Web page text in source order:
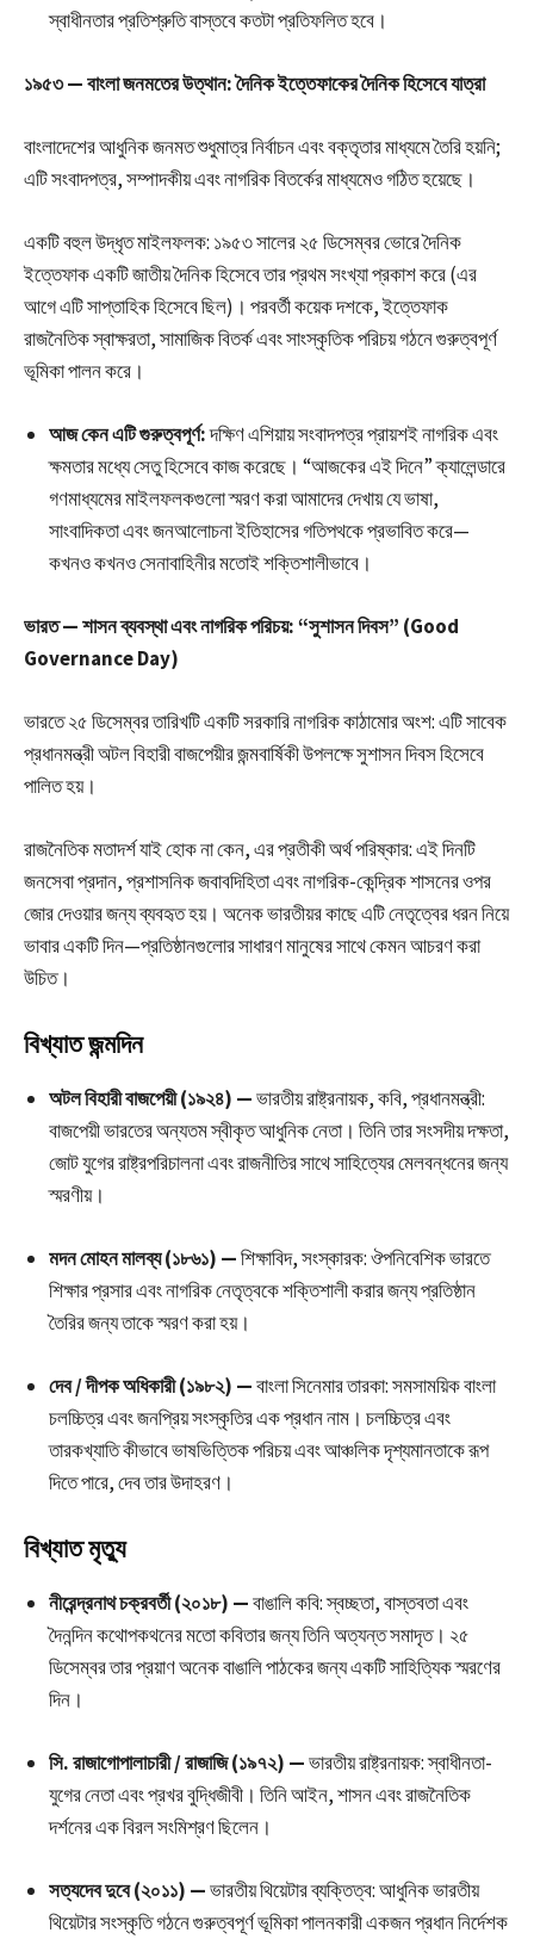
স্বাধীনতার প্রতিশ্রুতি বাস্তবে কতটা প্রতিফলিত হবে।
১৯৫৩ — বাংলা জনমতের উত্থান: দৈনিক ইত্তেফাকের দৈনিক হিসেবে যাত্রা
বাংলাদেশের আধুনিক জনমত শুধুমাত্র নির্বাচন এবং বক্তৃতার মাধ্যমে তৈরি হয়নি;
এটি সংবাদপত্র, সম্পাদকীয় এবং নাগরিক বিতর্কের মাধ্যমেও গঠিত হয়েছে।
একটি বহুল উদ্ধৃত মাইলফলক: ১৯৫৩ সালের ২৫ ডিসেম্বর ভোরে দৈনিক
ইত্তেফাক একটি জাতীয় দৈনিক হিসেবে তার প্রথম সংখ্যা প্রকাশ করে (এর
আগে এটি সাপ্তাহিক হিসেবে ছিল)। পরবর্তী কয়েক দশকে, ইত্তেফাক
রাজনৈতিক স্বাক্ষরতা, সামাজিক বিতর্ক এবং সাংস্কৃতিক পরিচয় গঠনে গুরুত্বপূর্ণ
ভূমিকা পালন করে।
আজ কেন এটি গুরুত্বপূর্ণ:দক্ষিণ এশিয়ায় সংবাদপত্র প্রায়শই নাগরিক এবং
ক্ষমতার মধ্যে সেতু হিসেবে কাজ করেছে। “আজকের এই দিনে” ক্যালেন্ডারে
গণমাধ্যমের মাইলফলকগুলো স্মরণ করা আমাদের দেখায় যে ভাষা,
সাংবাদিকতা এবং জনআলোচনা ইতিহাসের গতিপথকে প্রভাবিত করে—
কখনও কখনও সেনাবাহিনীর মতোই শক্তিশালীভাবে।
ভারত — শাসন ব্যবস্থা এবং নাগরিক পরিচয়: “সুশাসন দিবস” (Good
Governance Day)
ভারতে ২৫ ডিসেম্বর তারিখটি একটি সরকারি নাগরিক কাঠামোর অংশ: এটি সাবেক
প্রধানমন্ত্রী অটল বিহারী বাজপেয়ীর জন্মবার্ষিকী উপলক্ষে সুশাসন দিবস হিসেবে
পালিত হয়।
রাজনৈতিক মতাদর্শ যাই হোক না কেন, এর প্রতীকী অর্থ পরিষ্কার: এই দিনটি
জনসেবা প্রদান, প্রশাসনিক জবাবদিহিতা এবং নাগরিক-কেন্দ্রিক শাসনের ওপর
জোর দেওয়ার জন্য ব্যবহৃত হয়। অনেক ভারতীয়র কাছে এটি নেতৃত্বের ধরন নিয়ে
ভাবার একটি দিন—প্রতিষ্ঠানগুলোর সাধারণ মানুষের সাথে কেমন আচরণ করা
উচিত।
বিখ্যাত জন্মদিন
অটল বিহারী বাজপেয়ী (১৯২৪) —ভারতীয় রাষ্ট্রনায়ক, কবি, প্রধানমন্ত্রী:
বাজপেয়ী ভারতের অন্যতম স্বীকৃত আধুনিক নেতা। তিনি তার সংসদীয় দক্ষতা,
জোট যুগের রাষ্ট্রপরিচালনা এবং রাজনীতির সাথে সাহিত্যের মেলবন্ধনের জন্য
স্মরণীয়।
মদন মোহন মালব্য (১৮৬১) —শিক্ষাবিদ, সংস্কারক: ঔপনিবেশিক ভারতে
শিক্ষার প্রসার এবং নাগরিক নেতৃত্বকে শক্তিশালী করার জন্য প্রতিষ্ঠান
তৈরির জন্য তাকে স্মরণ করা হয়।
দেব / দীপক অধিকারী (১৯৮২) —বাংলা সিনেমার তারকা: সমসাময়িক বাংলা
চলচ্চিত্র এবং জনপ্রিয় সংস্কৃতির এক প্রধান নাম। চলচ্চিত্র এবং
তারকখ্যাতি কীভাবে ভাষভিত্তিক পরিচয় এবং আঞ্চলিক দৃশ্যমানতাকে রূপ
দিতে পারে, দেব তার উদাহরণ।
বিখ্যাত মৃত্যু
নীরেন্দ্রনাথ চক্রবর্তী (২০১৮) —বাঙালি কবি: স্বচ্ছতা, বাস্তবতা এবং
দৈনন্দিন কথোপকথনের মতো কবিতার জন্য তিনি অত্যন্ত সমাদৃত। ২৫
ডিসেম্বর তার প্রয়াণ অনেক বাঙালি পাঠকের জন্য একটি সাহিত্যিক স্মরণের
দিন।
সি. রাজাগোপালাচারী / রাজাজি (১৯৭২) —ভারতীয় রাষ্ট্রনায়ক: স্বাধীনতা-
যুগের নেতা এবং প্রখর বুদ্ধিজীবী। তিনি আইন, শাসন এবং রাজনৈতিক
দর্শনের এক বিরল সংমিশ্রণ ছিলেন।
সত্যদেব দুবে (২০১১) —ভারতীয় থিয়েটার ব্যক্তিত্ব: আধুনিক ভারতীয়
থিয়েটার সংস্কৃতি গঠনে গুরুত্বপূর্ণ ভূমিকা পালনকারী একজন প্রধান নির্দেশক